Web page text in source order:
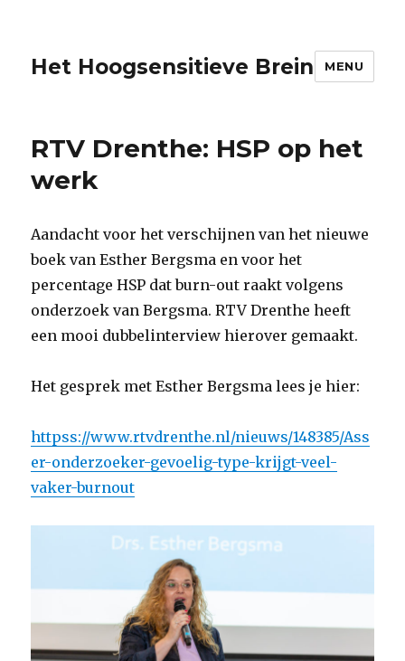
Het Hoogsensitieve Brein MENU
RTV Drenthe: HSP op het
werk
Aandacht voor het verschijnen van het nieuwe
boek van Esther Bergsma en voor het
percentage HSP dat burn-out raakt volgens
onderzoek van Bergsma. RTV Drenthe heeft
een mooi dubbelinterview hierover gemaakt.
Het gesprek met Esther Bergsma lees je hier:
httpss://www.rtvdrenthe.nl/nieuws/148385/Ass
er-onderzoeker-gevoelig-type-krijgt-veel-
vaker-burnout